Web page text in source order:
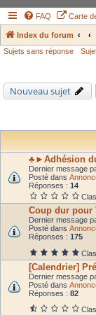
FAQ Carte
Index du forum
Sujets sans réponse
Nouveau sujet
♣►Adhésion
Dernier message
Posté dans
Réponses : 14
Coup dur pour
Dernier message
Posté dans
Réponses : 175
[Calendrier]
Dernier message
Posté dans
Réponses : 82